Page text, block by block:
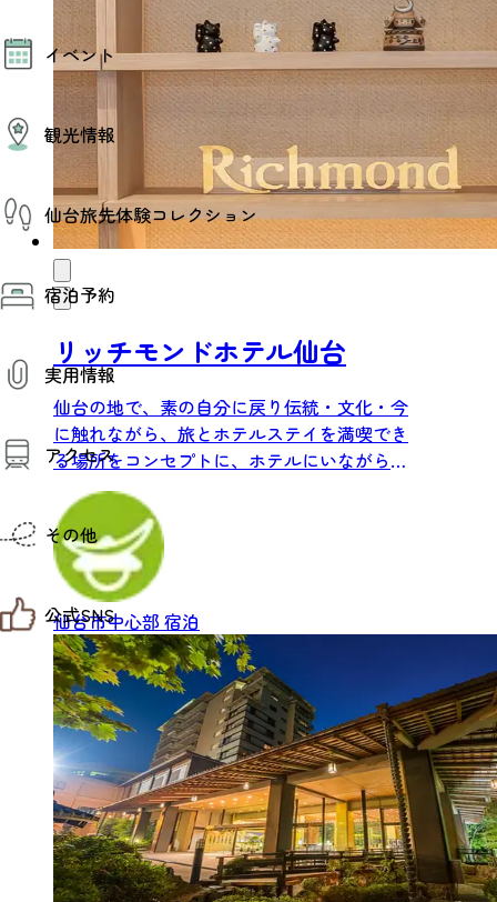
モデルコース
AIおまかせコース
オリジナルプラン
みんなの旅行記
イベント
イベント情報
その他イベント情報（音楽・展示会）
スポーツ情報
コンベンション情報
観光情報
観光スポット
温泉
美味いもの
季節のイベント
プロスポーツチーム・プロオーケストラ
仙台の銘品
宿泊施設
仙台観光マップ
仙台旅先体験コレクション
体験プログラム検索（予約）
体験事業者からのお知らせ
体験トピックス
体験事業者
宿泊予約
宿泊予約
実用情報
観光案内
お役立ち情報
観光アプリ
仙台観光マップ
アクセス
仙台までの経路検索
市内の交通情報
お得なチケット
その他
お知らせ
お問い合わせ
教育旅行
観光マップ
せんだい旅日和とは
サイト利用規約
プライバシーポリシー
サイトマップ
仙臺写真館フォトギャラリー
公式SNS
せんだい旅日和 X
せんだい旅日和 Instagram
せんだい旅日和 Facebook
仙台旅先体験コレクション Facebook
仙台旅先体験コレクション Instagaram
リッチモンドホテル仙台
仙台の地で、素の自分に戻り伝統・文化・今
に触れながら、旅とホテルステイを満喫でき
る場所をコンセプトに、ホテルにいながら仙
台を感じていただきつつ、...
仙台市中心部 宿泊